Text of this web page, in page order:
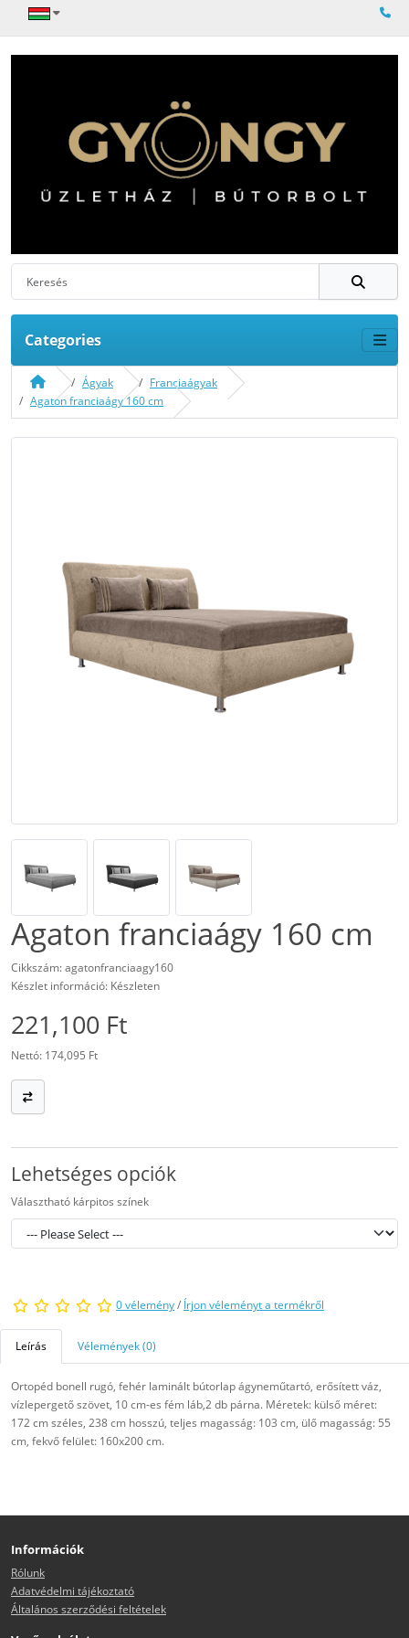
Categories
Ágyak
Franciaágyak
Agaton franciaágy 160 cm
Agaton franciaágy 160 cm
Cikkszám: agatonfranciaagy160
Készlet információ: Készleten
221,100 Ft
Nettó: 174,095 Ft
Lehetséges opciók
Választható kárpitos színek
0 vélemény/ Írjon véleményt a termékről
Leírás Vélemények (0)
Ortopéd bonell rugó, fehér laminált bútorlap ágyneműtartó, erősített váz,
vízlepergető szövet, 10 cm-es fém láb,2 db párna. Méretek: külső méret:
172 cm széles, 238 cm hosszú, teljes magasság: 103 cm, ülő magasság: 55
cm, fekvő felület: 160x200 cm.
Információk
Rólunk
Adatvédelmi tájékoztató
Általános szerződési feltételek